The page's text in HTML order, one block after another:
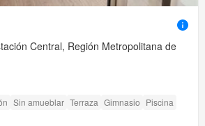
Central, Región Metropolitana de
Sin amueblar Terraza Gimnasio Piscina